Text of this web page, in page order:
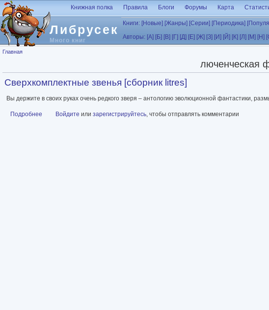
Перейти к основному содержанию
Либрусек
Много книг
Книжная полка Правила Блоги Форумы Карта
Книги: [Новые] [Жанры] [Серии] [Периодика]
Авторы: [А] [Б] [В] [Г] [Д] [Е] [Ж] [З] [И] [Й] [К] [Л] [М] [Н]
Вы здесь
Главная
люченческая
Сверхкомплектные звенья [сборник litres]
Вы держите в своих руках очень редкого зверя – антологию эволюционной фантастики,
Подробнее о Сверхкомплектные звенья [сборник litres]
Войдите или зарегистрируйтесь, чтобы отправлять комментарии